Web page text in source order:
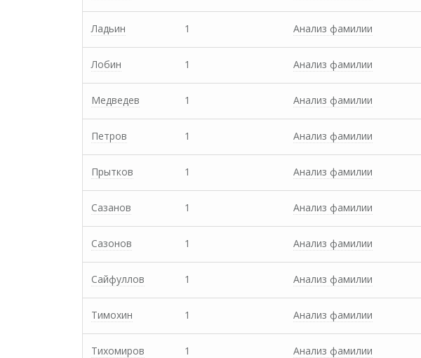
Ладьин 1 Анализ фамилии
Лобин 1 Анализ фамилии
Медведев 1 Анализ фамилии
Петров 1 Анализ фамилии
Прытков 1 Анализ фамилии
Сазанов 1 Анализ фамилии
Сазонов 1 Анализ фамилии
Сайфуллов 1 Анализ фамилии
Тимохин 1 Анализ фамилии
Тихомиров 1 Анализ фамилии